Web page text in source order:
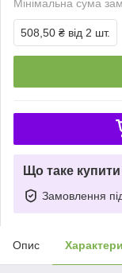
Мінімальна сума
508,50 ₴ від 2 шт.
Що таке
Замовлення
Опис